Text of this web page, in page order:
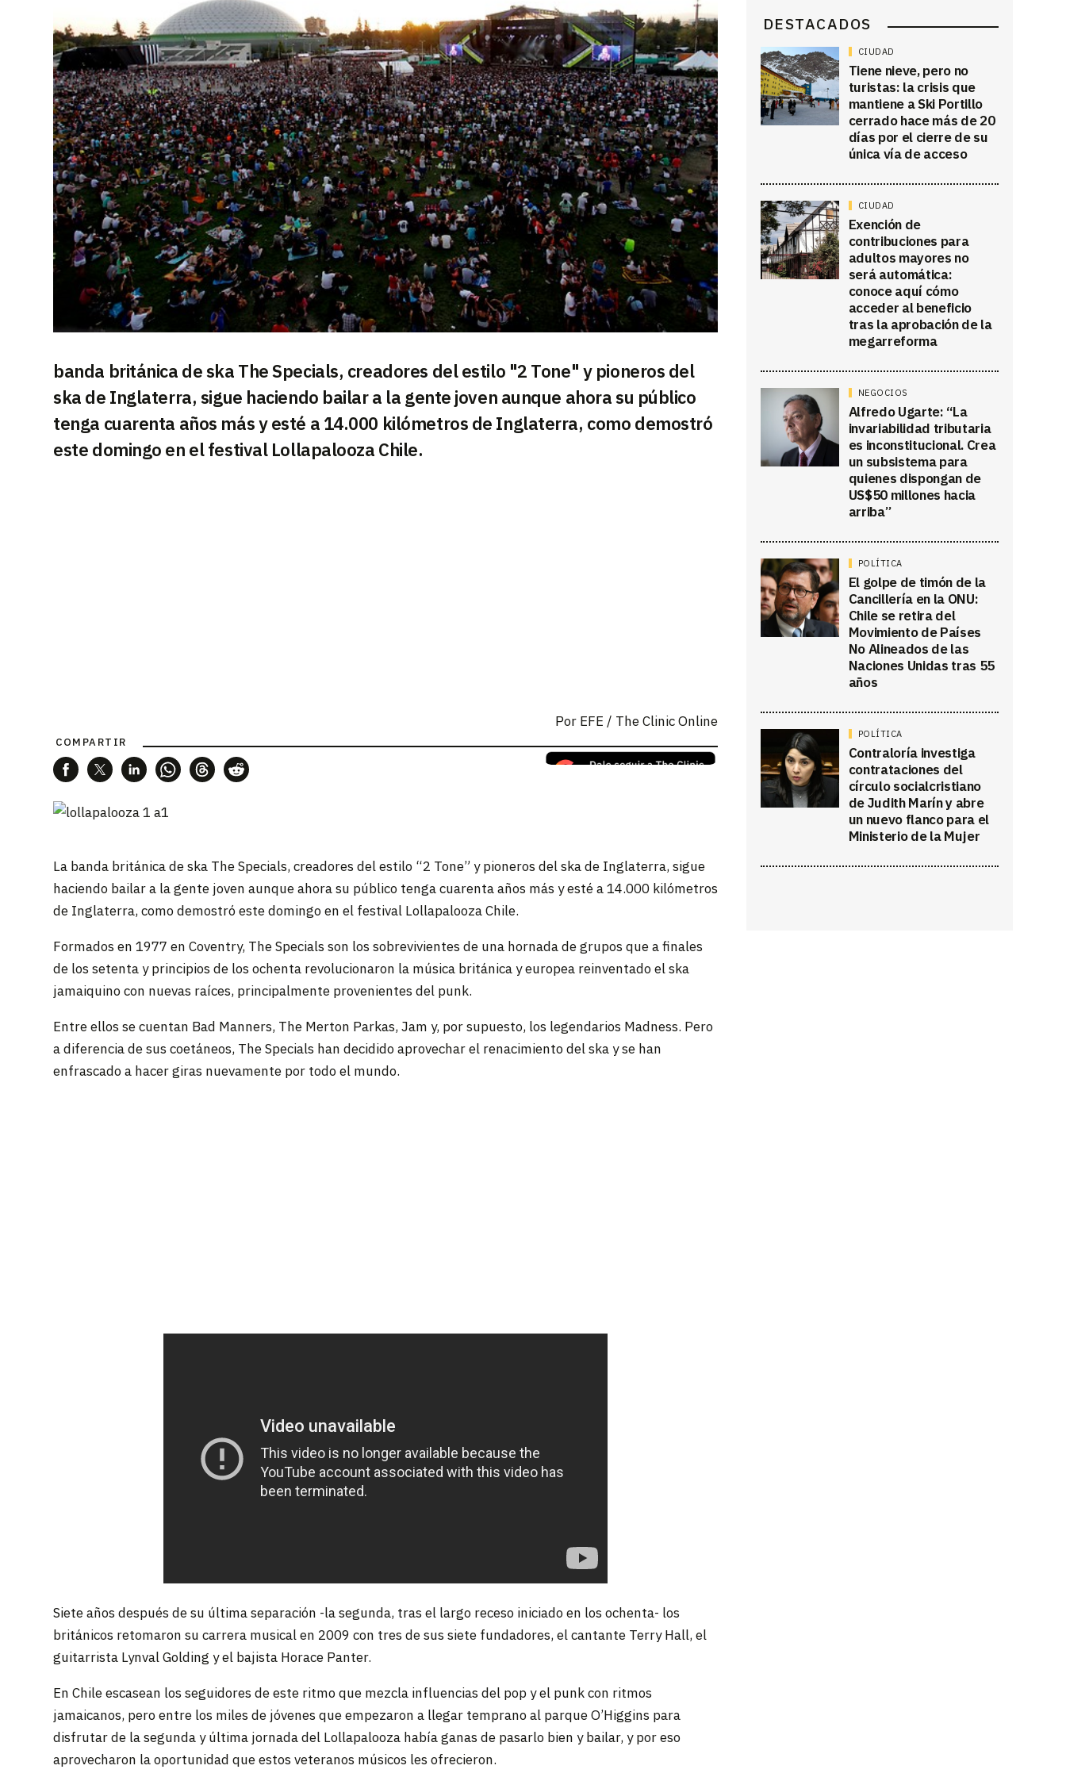
banda británica de ska The Specials, creadores del estilo "2 Tone" y pioneros del
ska de Inglaterra, sigue haciendo bailar a la gente joven aunque ahora su público
tenga cuarenta años más y esté a 14.000 kilómetros de Inglaterra, como demostró
este domingo en el festival Lollapalooza Chile.
Por EFE / The Clinic Online
COMPARTIR
La banda británica de ska The Specials, creadores del estilo “2 Tone” y pioneros del ska de Inglaterra, sigue
haciendo bailar a la gente joven aunque ahora su público tenga cuarenta años más y esté a 14.000 kilómetros
de Inglaterra, como demostró este domingo en el festival Lollapalooza Chile.
Formados en 1977 en Coventry, The Specials son los sobrevivientes de una hornada de grupos que a finales
de los setenta y principios de los ochenta revolucionaron la música británica y europea reinventado el ska
jamaiquino con nuevas raíces, principalmente provenientes del punk.
Entre ellos se cuentan Bad Manners, The Merton Parkas, Jam y, por supuesto, los legendarios Madness. Pero
a diferencia de sus coetáneos, The Specials han decidido aprovechar el renacimiento del ska y se han
enfrascado a hacer giras nuevamente por todo el mundo.
Siete años después de su última separación -la segunda, tras el largo receso iniciado en los ochenta- los
británicos retomaron su carrera musical en 2009 con tres de sus siete fundadores, el cantante Terry Hall, el
guitarrista Lynval Golding y el bajista Horace Panter.
En Chile escasean los seguidores de este ritmo que mezcla influencias del pop y el punk con ritmos
jamaicanos, pero entre los miles de jóvenes que empezaron a llegar temprano al parque O’Higgins para
disfrutar de la segunda y última jornada del Lollapalooza había ganas de pasarlo bien y bailar, y por eso
aprovecharon la oportunidad que estos veteranos músicos les ofrecieron.
DESTACADOS
CIUDAD
Tiene nieve, pero no
turistas: la crisis que
mantiene a Ski Portillo
cerrado hace más de 20
días por el cierre de su
única vía de acceso
CIUDAD
Exención de
contribuciones para
adultos mayores no
será automática:
conoce aquí cómo
acceder al beneficio
tras la aprobación de la
megarreforma
NEGOCIOS
Alfredo Ugarte: “La
invariabilidad tributaria
es inconstitucional. Crea
un subsistema para
quienes dispongan de
US$50 millones hacia
arriba”
POLÍTICA
El golpe de timón de la
Cancillería en la ONU:
Chile se retira del
Movimiento de Países
No Alineados de las
Naciones Unidas tras 55
años
POLÍTICA
Contraloría investiga
contrataciones del
círculo socialcristiano
de Judith Marín y abre
un nuevo flanco para el
Ministerio de la Mujer